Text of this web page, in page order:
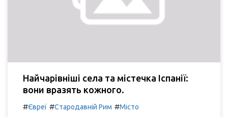
Найчарівніші села та містечка Іспанії:
вони вразять кожного.
#Євреї #Стародавній Рим #Місто